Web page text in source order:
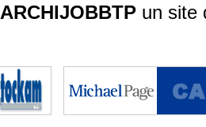
ARCHIJOBBTPun site